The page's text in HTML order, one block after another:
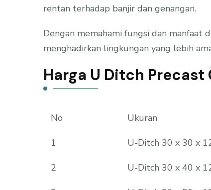
rentan terhadap banjir dan genangan.
Dengan memahami fungsi dan manfaat
menghadirkan lingkungan yang lebih
Harga U Ditch
No Ukuran
1 U-Ditch 30 x 30 x
2 U-Ditch 30 x 40 x